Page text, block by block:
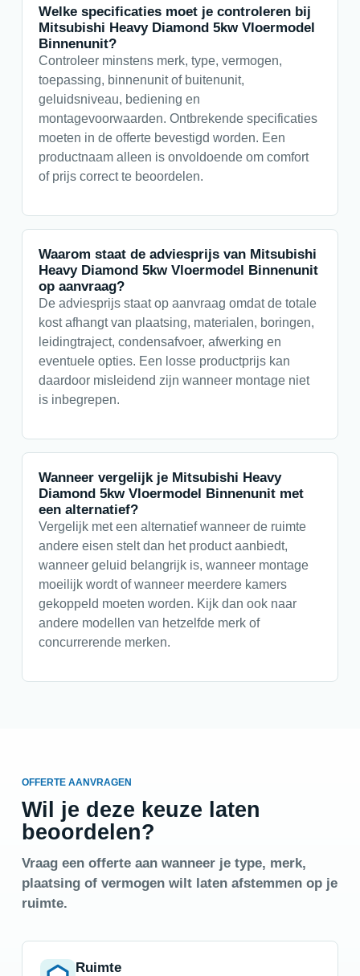
Welke specificaties moet je controleren bij
Mitsubishi Heavy Diamond 5kw Vloermodel
Binnenunit?
Controleer minstens merk, type, vermogen,
toepassing, binnenunit of buitenunit,
geluidsniveau, bediening en
montagevoorwaarden. Ontbrekende specificaties
moeten in de offerte bevestigd worden. Een
productnaam alleen is onvoldoende om comfort
of prijs correct te beoordelen.
Waarom staat de adviesprijs van Mitsubishi
Heavy Diamond 5kw Vloermodel Binnenunit
op aanvraag?
De adviesprijs staat op aanvraag omdat de totale
kost afhangt van plaatsing, materialen, boringen,
leidingtraject, condensafvoer, afwerking en
eventuele opties. Een losse productprijs kan
daardoor misleidend zijn wanneer montage niet
is inbegrepen.
Wanneer vergelijk je Mitsubishi Heavy
Diamond 5kw Vloermodel Binnenunit met
een alternatief?
Vergelijk met een alternatief wanneer de ruimte
andere eisen stelt dan het product aanbiedt,
wanneer geluid belangrijk is, wanneer montage
moeilijk wordt of wanneer meerdere kamers
gekoppeld moeten worden. Kijk dan ook naar
andere modellen van hetzelfde merk of
concurrerende merken.
OFFERTE AANVRAGEN
Wil je deze keuze laten
beoordelen?
Vraag een offerte aan wanneer je type, merk,
plaatsing of vermogen wilt laten afstemmen op je
ruimte.
Ruimte